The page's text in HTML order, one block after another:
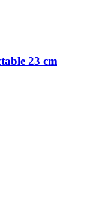
23 cm